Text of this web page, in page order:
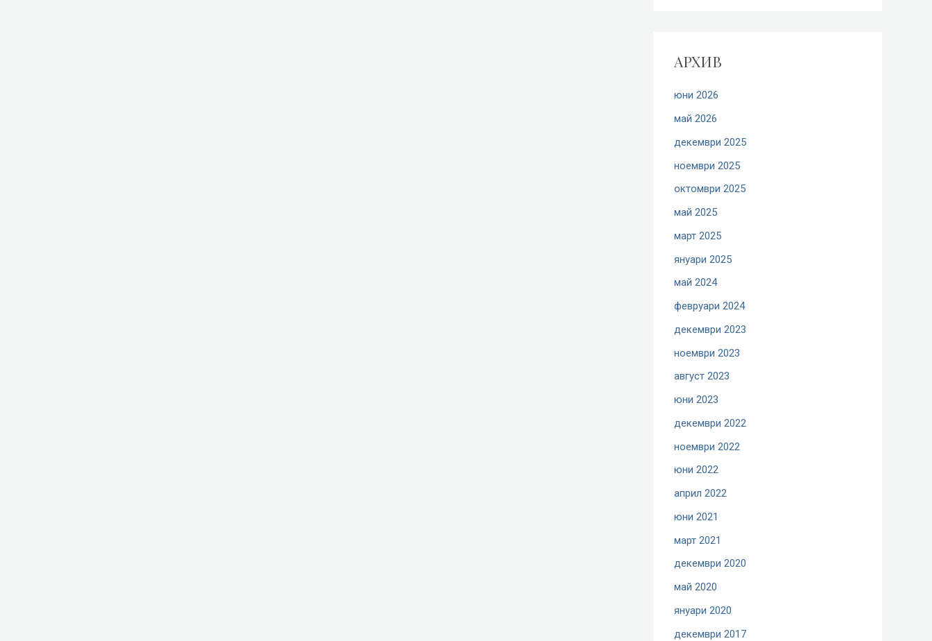
АРХИВ
юни 2026
май 2026
декември 2025
ноември 2025
октомври 2025
май 2025
март 2025
януари 2025
май 2024
февруари 2024
декември 2023
ноември 2023
август 2023
юни 2023
декември 2022
ноември 2022
юни 2022
април 2022
юни 2021
март 2021
декември 2020
май 2020
януари 2020
декември 2017